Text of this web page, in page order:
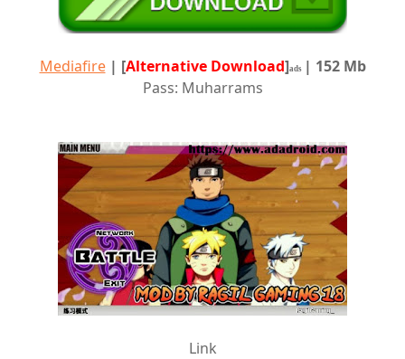
Mediafire| [Alternative Download]ads | 152 Mb
Pass: Muharrams
Link